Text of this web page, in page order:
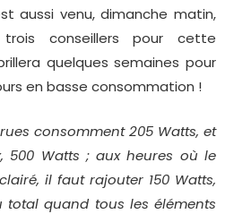
aussi venu, dimanche matin,
conseillers pour cette
quelques semaines pour
en basse consommation !
consomment 205 Watts, et
500 Watts ; aux heures où le
il faut rajouter 150 Watts,
total quand tous les éléments